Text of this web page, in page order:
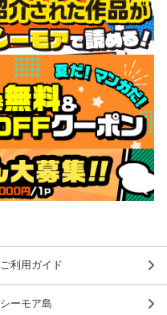
ご利用ガイド
シーモア島